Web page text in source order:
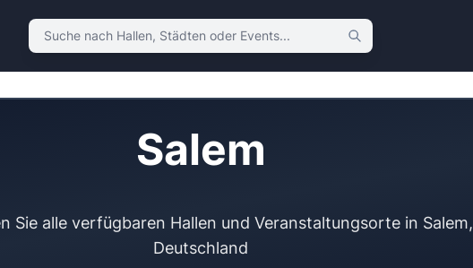
Suche nach Hallen, Städten oder Events
Salem
Sie alle verfügbaren Hallen und Veranstaltungsorte in Salem,